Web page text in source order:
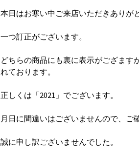
本日はお寒い中ご来店いただきありが
一つ訂正がございます。
どちらの商品にも裏に表示がござます
れております。
正しくは「2021」でございます。
月日に間違いはございませんので、ご
誠に申し訳ございませんでした。